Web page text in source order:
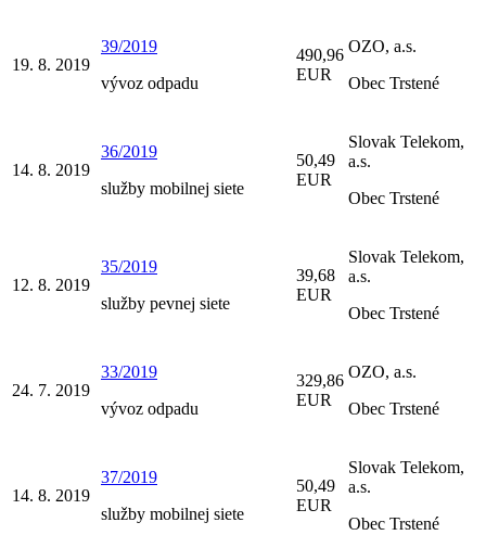
19. 8. 2019
39/2019
vývoz odpadu
490,96
EUR
OZO, a.s.
Obec Trstené
14. 8. 2019
36/2019
služby mobilnej siete
50,49
EUR
Slovak Telekom,
a.s.
Obec Trstené
12. 8. 2019
35/2019
služby pevnej siete
39,68
EUR
Slovak Telekom,
a.s.
Obec Trstené
24. 7. 2019
33/2019
vývoz odpadu
329,86
EUR
OZO, a.s.
Obec Trstené
14. 8. 2019
37/2019
služby mobilnej siete
50,49
EUR
Slovak Telekom,
a.s.
Obec Trstené